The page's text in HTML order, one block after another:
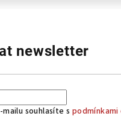
newsletter
souhlasíte s